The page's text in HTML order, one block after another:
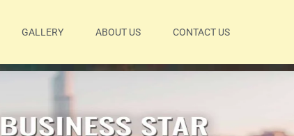
GALLERY ABOUT US CONTACT US